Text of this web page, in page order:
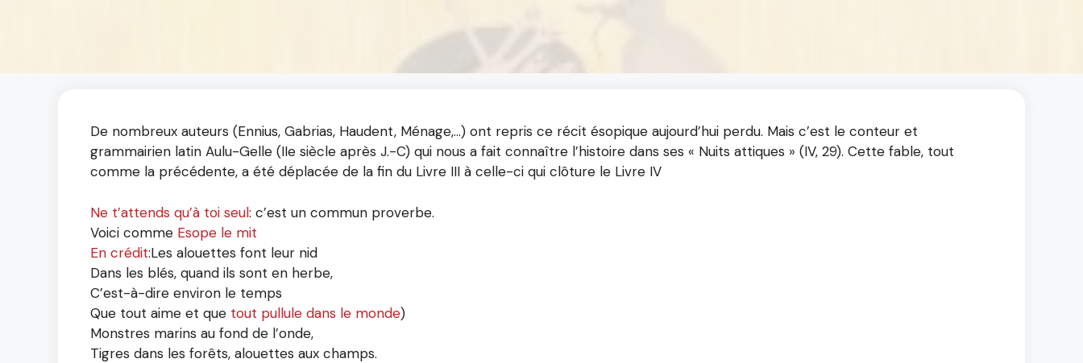
De nombreux auteurs (Ennius, Gabrias, Haudent, Ménage,…) ont repris ce récit ésopique aujourd’hui perdu. Mais c’est le conteur et
grammairien latin Aulu-Gelle (IIe siècle après J.-C) qui nous a fait connaître l’histoire dans ses « Nuits attiques » (IV, 29). Cette fable, tout
comme la précédente, a été déplacée de la fin du Livre III à celle-ci qui clôture le Livre IV
Ne t’attends qu’à toi seul: c’est un commun proverbe.
Voici comme Esope le mit
En crédit:Les alouettes font leur nid
Dans les blés, quand ils sont en herbe,
C’est-à-dire environ le temps
Que tout aime et que tout pullule dans le monde)
Monstres marins au fond de l’onde,
Tigres dans les forêts, alouettes aux champs.